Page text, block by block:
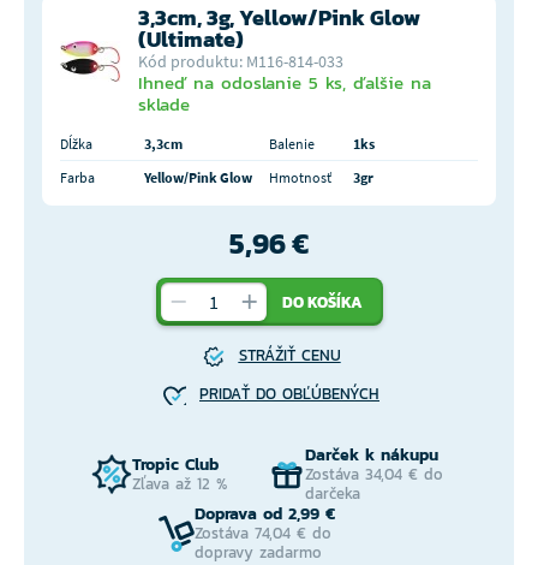
3,3cm, 3g, Yellow/Pink Glow
(Ultimate)
Kód produktu: M116-814-033
Ihneď na odoslanie 5 ks, ďalšie na
sklade
Dĺžka 3,3cm Balenie
1ks
Farba
Yellow/Pink Glow Hmotnosť 3gr
5,96 €
DO KOŠÍKA
STRÁŽIŤ CENU
PRIDAŤ DO OBĽÚBENÝCH
Tropic Club
Zľava až 12 %
Darček k nákupu
Zostáva 34,04 € do
darčeka
Doprava od 2,99 €
Zostáva 74,04 € do
dopravy zadarmo